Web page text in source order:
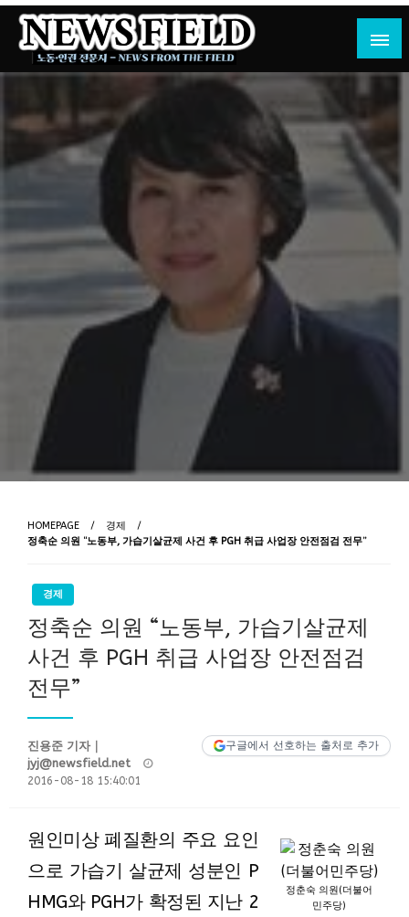
Skip
content
뉴스필드
노동·인권 전문지
HOMEPAGE
경제
정축순 의원 “노동부, 가습기살균제 사건 후 PGH 취급 사업장 안전점검 전무”
경제
정축순 의원 “노동부, 가습기살균제
사건 후 PGH 취급 사업장 안전점검
전무”
구글에서 선호하는 출처로 추가
진용준 기자｜
jyj@newsfield.net
2016-08-18 15:40:01
정춘숙 의원(더불어
민주당)
원인미상 폐질환의 주요 요인
으로 가습기 살균제 성분인 P
HMG와 PGH가 확정된 지난 2